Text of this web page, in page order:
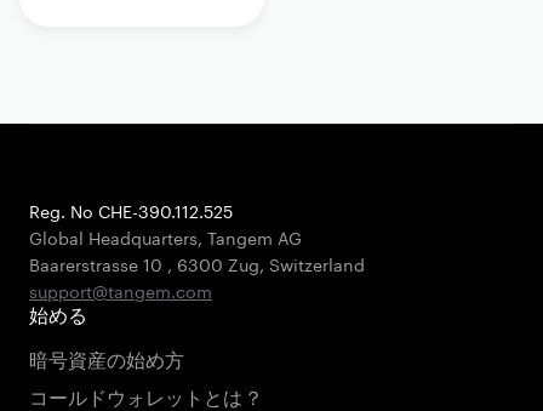
Reg. No CHE-390.112.525
Global Headquarters, Tangem AG
Baarerstrasse 10 , 6300 Zug, Switzerland
support@tangem.com
始める
暗号資産の始め方
コールドウォレットとは？